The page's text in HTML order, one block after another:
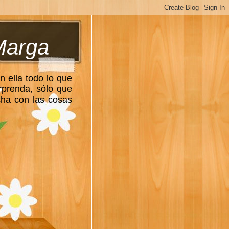
ella todo lo que
sólo que
con las cosas